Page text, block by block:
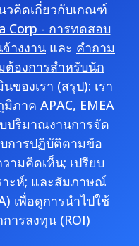
วคิดเกี่ยวกับเกณฑ์
Corp - การทดสอบ
างงาน และ คำถาม
องการสำหรับนัก
ของเรา (สรุป): เรา
ภาค APAC, EMEA
ปริมาณงานการจัด
การปฏิบัติตามข้อ
ามคิดเห็น; เปรียบ
าะห์; และสัมภาษณ์
เพื่อดูการนำไปใช้
ารลงทุน (ROI)